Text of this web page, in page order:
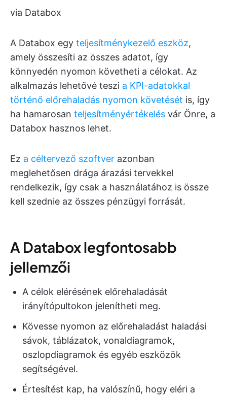
via Databox
A Databox egy teljesítménykezelő eszköz,
amely összesíti az összes adatot, így
könnyedén nyomon követheti a célokat. Az
alkalmazás lehetővé teszi a KPI-adatokkal
történő előrehaladás nyomon követését is, így
ha hamarosan teljesítményértékelés vár Önre, a
Databox hasznos lehet.
Ez a céltervező szoftver azonban
meglehetősen drága árazási tervekkel
rendelkezik, így csak a használatához is össze
kell szednie az összes pénzügyi forrását.
A Databox legfontosabb
jellemzői
A célok elérésének előrehaladását
irányítópultokon jelenítheti meg.
Kövesse nyomon az előrehaladást haladási
sávok, táblázatok, vonaldiagramok,
oszlopdiagramok és egyéb eszközök
segítségével.
Értesítést kap, ha valószínű, hogy eléri a